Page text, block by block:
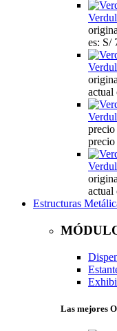
es: S/
actual
precio
actual
Estructuras
Las mejores